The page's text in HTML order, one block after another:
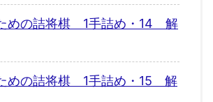
めの詰将棋 1手詰め・14 解
めの詰将棋 1手詰め・15 解